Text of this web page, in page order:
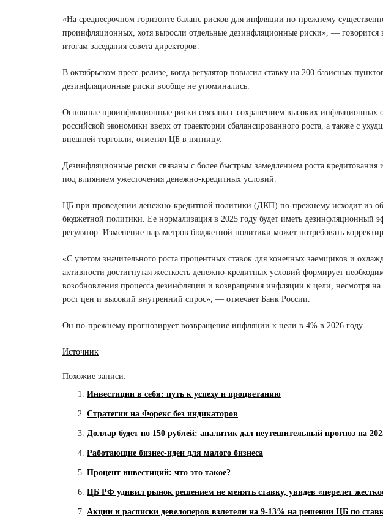
«На среднесрочном горизонте баланс рисков для инфляции по-прежнему
проинфляционных, хотя выросли отдельные дезинфляционные риски», —
итогам заседания совета директоров.
В октябрьском пресс-релизе, когда регулятор повысил ставку на 200 базисных
дезинфляционные риски вообще не упоминались.
Основные проинфляционные риски связаны с сохранением высоких инфляционных
российской экономики вверх от траектории сбалансированного роста, а также с
внешней торговли, отметил ЦБ в пятницу.
Дезинфляционные риски связаны с более быстрым замедлением роста кредитования
под влиянием ужесточения денежно-кредитных условий.
ЦБ при проведении денежно-кредитной политики (ДКП) по-прежнему исходит из
бюджетной политики. Ее нормализация в 2025 году будет иметь дезинфляционный
регулятор. Изменение параметров бюджетной политики может потребовать
«С учетом значительного роста процентных ставок для конечных заемщиков и
активности достигнутая жесткость денежно-кредитных условий формирует
возобновления процесса дезинфляции и возвращения инфляции к цели, несмотря
рост цен и высокий внутренний спрос», — отмечает Банк России.
Он по-прежнему прогнозирует возвращение инфляции к цели в 4% в 2026 году.
Источник
Похожие записи:
Инвестиции в себя: путь к успеху и процветанию
Стратегии на Форекс без индикаторов
Доллар будет по 150 рублей: аналитик дал неутешительный прогноз на
Работающие бизнес-идеи для малого бизнеса
Процент инвестиций: что это такое?
ЦБ РФ удивил рынок решением не менять ставку, увидев «перелет
Акции и расписки девелоперов взлетели на 9-13% на решении ЦБ по